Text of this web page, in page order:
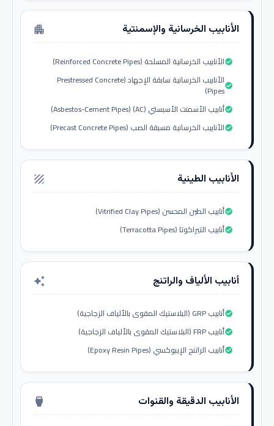
الأنابيب الخرسانية والإسمنتية apartment
الأنابيب الخرسانية المسلحة (Reinforced Concrete Pipes)check_circle
الأنابيب الخرسانية سابقة الإجهاد (Prestressed Concrete
Pipes)check_circle
أنابيب الأسمنت الأسبستي (AC) (Asbestos-Cement Pipes)check_circle
الأنابيب الخرسانية مسبقة الصب (Precast Concrete Pipes)check_circle
الأنابيب الطينية texture
أنابيب الطين المحسن (Vitrified Clay Pipes)check_circle
أنابيب التيراكوتا (Terracotta Pipes)check_circle
أنابيب الألياف والراتنج auto_awesome
أنابيب GRP (البلاستيك المقوى بالألياف الزجاجية)check_circle
أنابيب FRP (البلاستيك المقوى بالألياف الزجاجية)check_circle
أنابيب الراتنج الإيبوكسي (Epoxy Resin Pipes)check_circle
الأنابيب الدقيقة والقنوات settings_input_hdmi